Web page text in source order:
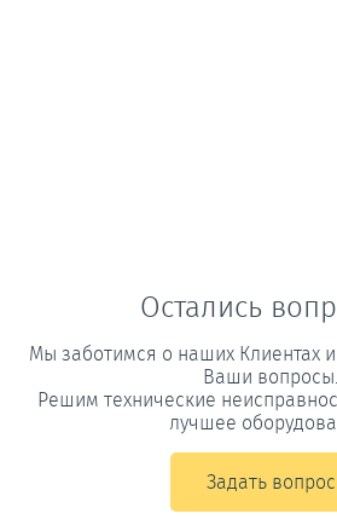
Остались
Мы заботимся о наших Клиентах и
Ваши вопросы.
Решим технические
лучшее
Задать вопрос